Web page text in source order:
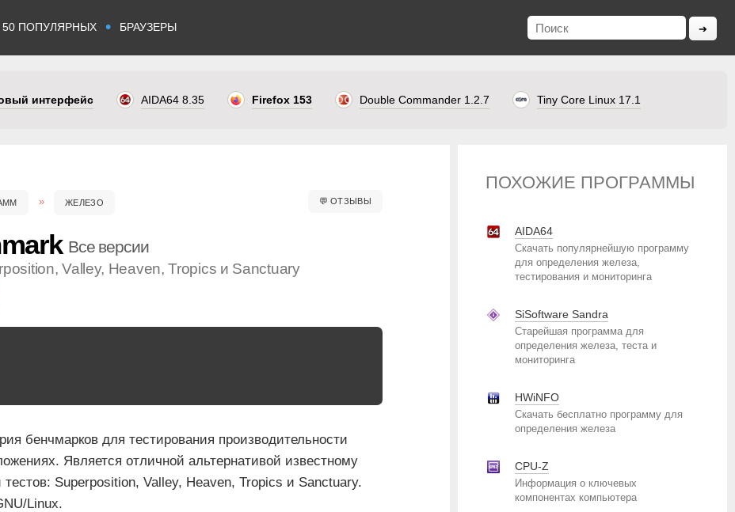
50 ПОПУЛЯРНЫХ • БРАУЗЕРЫ
интерфейс AIDA64 8.35 Firefox 153 Double Commander 1.2.7 Tiny Core Linux 17.1
💬ОТЗЫВЫ
ЖЕЛЕЗО
Все версии
Valley, Heaven, Tropics и Sanctuary
бенчмарков для тестирования производительности
Является отличной альтернативой известному
Superposition, Valley, Heaven, Tropics и Sanctuary.
Linux.
ПОХОЖИЕ ПРОГРАММЫ
AIDA64
Скачать популярнейшую программу
для определения железа,
тестирования и мониторинга
SiSoftware Sandra
Старейшая программа для
определения железа, теста и
мониторинга
HWiNFO
Скачать бесплатно программу для
определения железа
CPU-Z
Информация о ключевых
компонентах компьютера